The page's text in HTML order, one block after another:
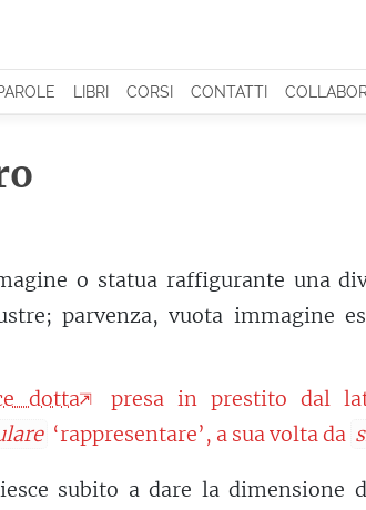
LIBRI CORSI CONTATTI
o statua raffigurante una
parvenza, vuota immagine
dotta presa in prestito dal
‘rappresentare’, a sua volta da
subito a dare la dimensione